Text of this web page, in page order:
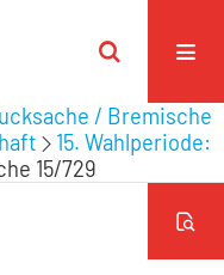
/ Bremische
15. Wahlperiode:
15/729